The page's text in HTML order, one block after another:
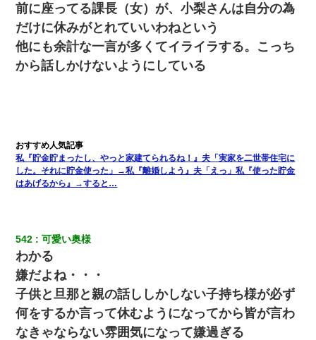
【衝撃】ヤンキー女に「サせて」って言った結果
転職先が決まったので退職の意思を伝えたら。上司「無責任」
「簡単には辞めさせない」私（どうせ辞めるし…）→ 思いっきり
反論をしてみた
この母親は娘の黒歴史を掘り出さないと死ぬんか？ 死ぬんか？
夫に癌の余命宣告。その闘病中に長女から信じられない言葉を受
けた
デパートの外商『私さんだと名乗る女が、ツケで宝石を買おうと
していて…』私「！？」→ 翌日。ママ友たちの様子が微妙におか
しくなり・・・
前に座ってる課長（女）が、小梨さんは自分の為
だけに休みがとれていいわねという
他にも余計な一言が多くてイライラする。こっち
から話しかけないようにしている
私『貯金貯まったし、やっと家建てられるね！』夫「実家を二世帯住宅に
した。それに貯金使った」→私『離婚しよう』夫「えっ」私『使った貯金
はあげるから』→すると…
542 可愛い奥様
わかる
嫌だよね・・・
子供と旦那と親の話ししかしない子持ち様が必ず
何をするか言って休むようになってから皆が言わ
なきゃならない雰囲気になって嫌過ぎる